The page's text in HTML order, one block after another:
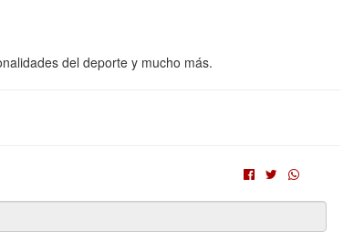
del deporte y mucho más.